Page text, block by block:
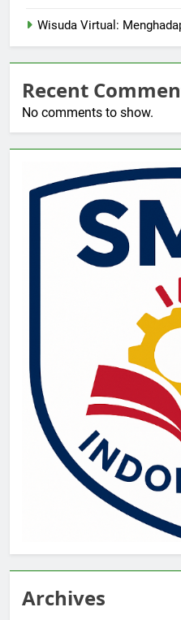
Wisuda Virtual:
Recent
No comments to show.
Archives